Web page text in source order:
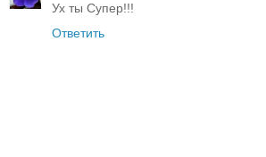
Ух ты Супер!!!
Ответить